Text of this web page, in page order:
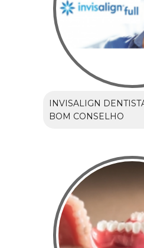
INVISALIGN
BOM CONSELHO